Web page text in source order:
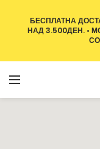
БЕСПЛАТНА
НАД 3.500ДЕН. •